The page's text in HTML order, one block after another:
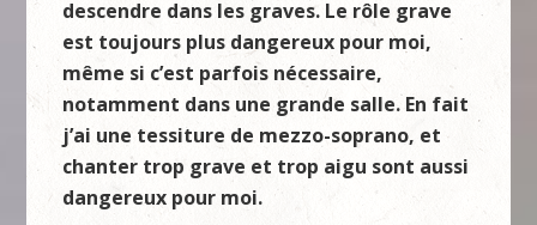
descendre dans les graves. Le rôle grave
est toujours plus dangereux pour moi,
même si c’est parfois nécessaire,
notamment dans une grande salle. En fait
j’ai une tessiture de mezzo-soprano, et
chanter trop grave et trop aigu sont aussi
dangereux pour moi.